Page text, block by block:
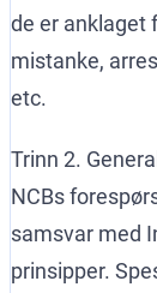
de er anklaget
mistanke,
etc.
Trinn 2.
NCBs
samsvar med
prinsipper.